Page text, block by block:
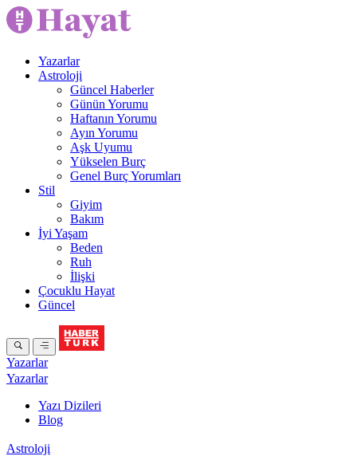
Yazarlar
Astroloji
Güncel Haberler
Günün Yorumu
Haftanın Yorumu
Ayın Yorumu
Aşk Uyumu
Yükselen Burç
Genel Burç Yorumları
Stil
Giyim
Bakım
İyi Yaşam
Beden
Ruh
İlişki
Çocuklu Hayat
Güncel
Yazarlar
Yazarlar
Yazı Dizileri
Blog
Astroloji